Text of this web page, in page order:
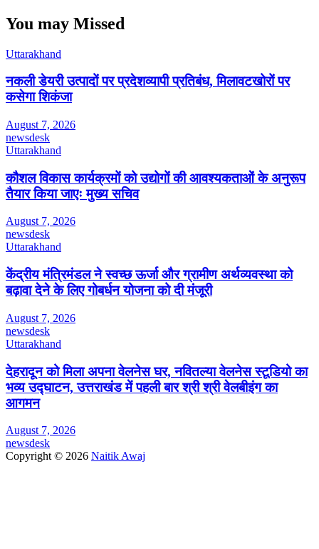
You may Missed
Uttarakhand
नकली डेयरी उत्पादों पर प्रदेशव्यापी प्रतिबंध, मिलावटखोरों पर
कसेगा शिकंजा
August 7, 2026
newsdesk
Uttarakhand
कौशल विकास कार्यक्रमों को उद्योगों की आवश्यकताओं के अनुरूप
तैयार किया जाएः मुख्य सचिव
August 7, 2026
newsdesk
Uttarakhand
केंद्रीय मंत्रिमंडल ने स्वच्छ ऊर्जा और ग्रामीण अर्थव्यवस्था को
बढ़ावा देने के लिए गोबर्धन योजना को दी मंजूरी
August 7, 2026
newsdesk
Uttarakhand
देहरादून को मिला अपना वेलनेस घर, नवितल्या वेलनेस स्टूडियो का
भव्य उद्घाटन, उत्तराखंड में पहली बार श्री श्री वेलबीइंग का
आगमन
August 7, 2026
newsdesk
Copyright © 2026 Naitik Awaj